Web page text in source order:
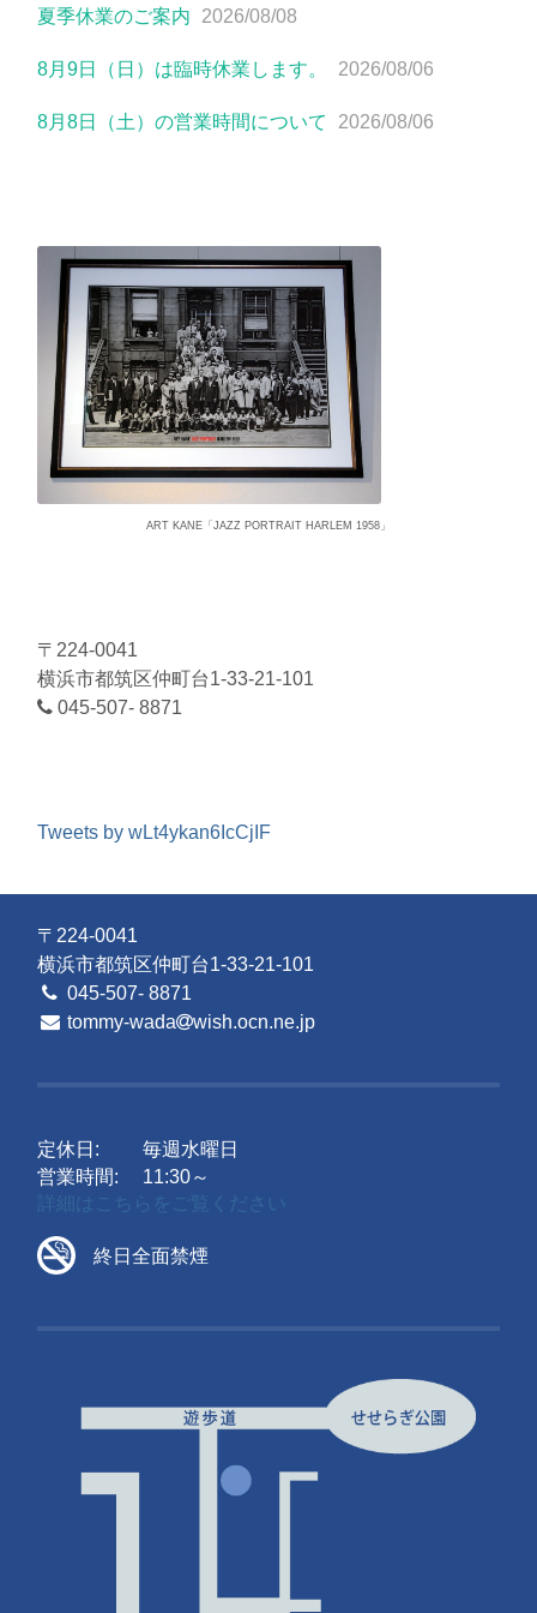
夏季休業のご案内 2026/08/08
8月9日（日）は臨時休業します。 2026/08/06
8月8日（土）の営業時間について 2026/08/06
ART KANE「JAZZ PORTRAIT HARLEM 1958」
〒224-0041
横浜市都筑区仲町台1-33-21-101
045-507- 8871
Tweets by wLt4ykan6IcCjIF
〒224-0041
横浜市都筑区仲町台1-33-21-101
045-507- 8871
tommy-wada
wish.ocn.ne.jp
定休日:
毎週水曜日
営業時間:
11:30～
詳細はこちらをご覧ください
終日全面禁煙